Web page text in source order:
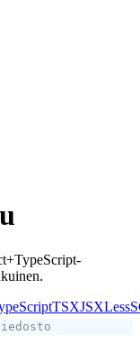
TSXJSXLess